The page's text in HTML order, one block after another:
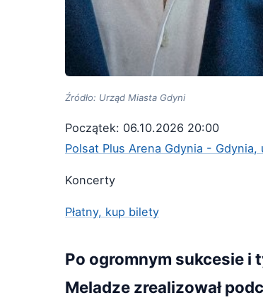
Źródło: Urząd Miasta Gdyni
Początek: 06.10.2026 20:00
Polsat Plus Arena Gdynia -
Koncerty
Płatny, kup bilety
Po ogromnym sukcesie
Meladze zrealizował